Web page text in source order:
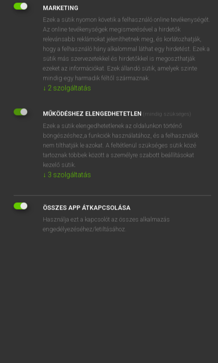
snowbound
snowcapped
snow-capped
snow chain
SZOTAR.NET APPLIKÁCIÓ
ONLINE NYELVVIZSGA
MARKETING
Ezek a sütik nyomon követik a felhasználó online tevékenységét.
Az online tevékenységek megismerésével a hirdetők
relevánsabb reklámokat jeleníthetnek meg, és korlátozhatják,
hogy a felhasználó hány alkalommal láthat egy hirdetést. Ezek a
sütik más szervezetekkel és hirdetőkkel is megoszthatják
ezeket az információkat. Ezek állandó sütik, amelyek szinte
mindig egy harmadik féltől származnak.
↓ 2 szolgáltatás
MŰKÖDÉSHEZ ELENGEDHETETLEN (mindig szükséges)
Ezek a sütik elengedhetetlenek az oldalunkon történő
böngészéshez,a funkciók használatához, és a felhasználók
nem tilthatják le azokat. A feltétlenül szükséges sütik közé
tartoznak többek között a személyre szabott beállításokat
kezelő sütik.
↓ 3 szolgáltatás
ÖSSZES APP ÁTKAPCSOLÁSA
Használja ezt a kapcsolót az összes alkalmazás
engedélyezéséhez/letiltásához.